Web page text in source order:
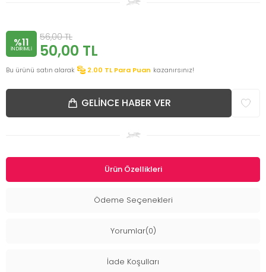
%11
INDIRIMLI
56,00TL
50,00 TL
Bu ürünü satın alarak 2.00 TL Para Puan kazanırsınız!
GELINCE HABER VER
Ürün Özellikleri
Ödeme Seçenekleri
Yorumlar(0)
İade Koşulları